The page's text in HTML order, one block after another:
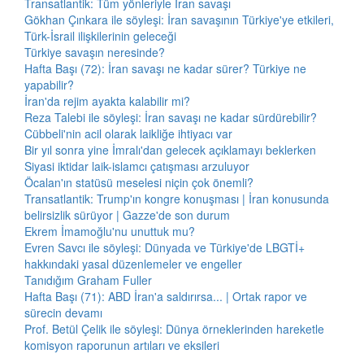
Transatlantik: Tüm yönleriyle İran savaşı
Gökhan Çınkara ile söyleşi: İran savaşının Türkiye'ye etkileri,
Türk-İsrail ilişkilerinin geleceği
Türkiye savaşın neresinde?
Hafta Başı (72): İran savaşı ne kadar sürer? Türkiye ne
yapabilir?
İran'da rejim ayakta kalabilir mi?
Reza Talebi ile söyleşi: İran savaşı ne kadar sürdürebilir?
Cübbeli'nin acil olarak laikliğe ihtiyacı var
Bir yıl sonra yine İmralı'dan gelecek açıklamayı beklerken
Siyasi iktidar laik-islamcı çatışması arzuluyor
Öcalan'ın statüsü meselesi niçin çok önemli?
Transatlantik: Trump'ın kongre konuşması | İran konusunda
belirsizlik sürüyor | Gazze'de son durum
Ekrem İmamoğlu'nu unuttuk mu?
Evren Savcı ile söyleşi: Dünyada ve Türkiye'de LBGTİ+
hakkındaki yasal düzenlemeler ve engeller
Tanıdığım Graham Fuller
Hafta Başı (71): ABD İran'a saldırırsa... | Ortak rapor ve
sürecin devamı
Prof. Betül Çelik ile söyleşi: Dünya örneklerinden hareketle
komisyon raporunun artıları ve eksileri